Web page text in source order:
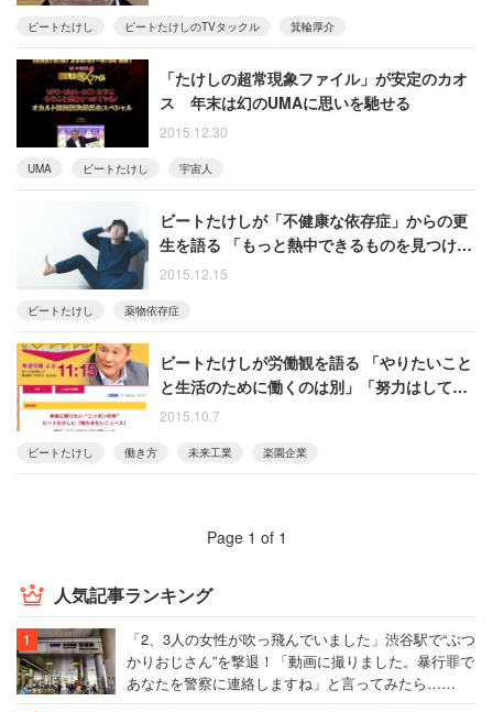
ビートたけし ビートたけしのTVタックル 箕輪厚介
「たけしの超常現象ファイル」が安定のカオ
ス 年末は幻のUMAに思いを馳せる
2015.12.30
UMA ビートたけし 宇宙人
ビートたけしが「不健康な依存症」からの更
生を語る 「もっと熱中できるものを見つけよ
うよって」
2015.12.15
ビートたけし 薬物依存症
ビートたけしが労働観を語る 「やりたいこと
と生活のために働くのは別」「努力はしてな
い。生き方なんだよ」
2015.10.7
ビートたけし 働き方 未来工業 楽園企業
Page 1 of 1
人気記事ランキング
「2、3人の女性が吹っ飛んでいました」渋谷駅で“ぶつ
かりおじさん”を撃退！「動画に撮りました。暴行罪で
あなたを警察に連絡しますね」と言ってみたら……